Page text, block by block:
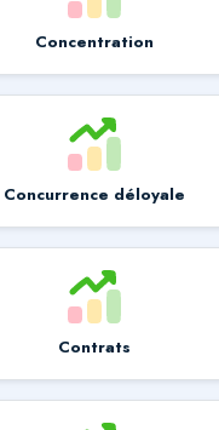
Concentration
Concurrence déloyale
Contrats